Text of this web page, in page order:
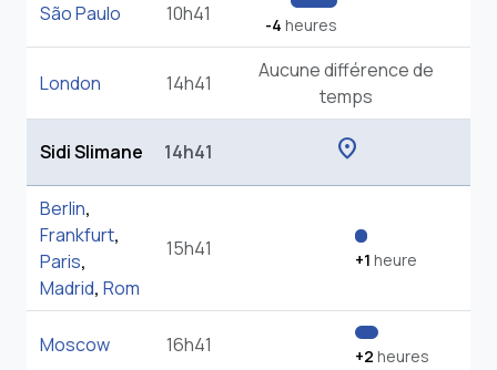
São Paulo 10h41 -4 heures
London 14h41
Aucune différence de
temps
Sidi Slimane 14h41 location_on
Berlin,
Frankfurt,
Paris,
Madrid, Rom
15h41 +1 heure
Moscow 16h41 +2 heures